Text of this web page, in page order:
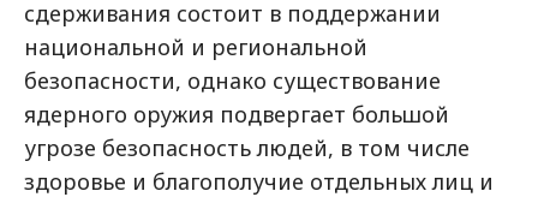
сдерживания состоит в поддержании
национальной и региональной
безопасности, однако существование
ядерного оружия подвергает большой
угрозе безопасность людей, в том числе
здоровье и благополучие отдельных лиц и